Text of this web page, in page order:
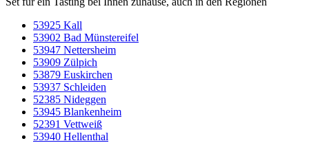
53925 Kall
53902 Bad Münstereifel
53947 Nettersheim
53909 Zülpich
53879 Euskirchen
53937 Schleiden
52385 Nideggen
53945 Blankenheim
52391 Vettweiß
53940 Hellenthal